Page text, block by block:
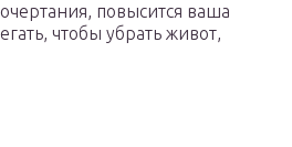
повысится ваша
чтобы убрать живот,